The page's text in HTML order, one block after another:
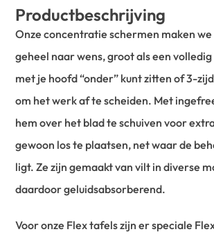
Productbeschrijving
Onze concentratie schermen maken we
geheel naar wens, groot als een
met je hoofd “onder” kunt zitten of 3-
om het werk af te scheiden. Met
hem over het blad te schuiven voor
gewoon los te plaatsen, net waar de
ligt. Ze zijn gemaakt van vilt in diverse
daardoor geluidsabsorberend.
Voor onze Flex tafels zijn er speciale